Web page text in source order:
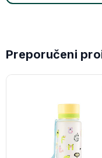
Preporučeni